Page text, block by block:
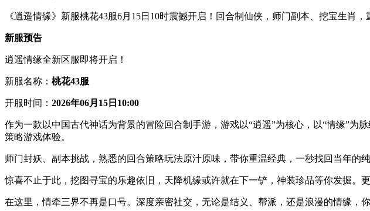
《逍遥情缘》新服桃花43服6月15日10时震撼开启！回合制仙侠，师门副本、挖宝生肖
新服预告
逍遥情缘全新区服即将开启！
新服名称： 桃花43服
开服时间： 2026年06月15日10:00
作为一款以中国古代神话为背景的冒险回合制手游，游戏以“逍遥”为核心，以“情缘”
策略游戏体验。
师门封妖、副本挑战，熟悉的回合策略玩法原汁原味，带你重温经典，一秒找回当年的纯
惊喜不止于此，挖图寻宝的乐趣依旧，天降机缘或许就在下一铲，神装珍品等你发掘。
在这里，情牵三界不再是口号。深度亲密社交，无论是结义、帮派，还是浪漫的情缘，